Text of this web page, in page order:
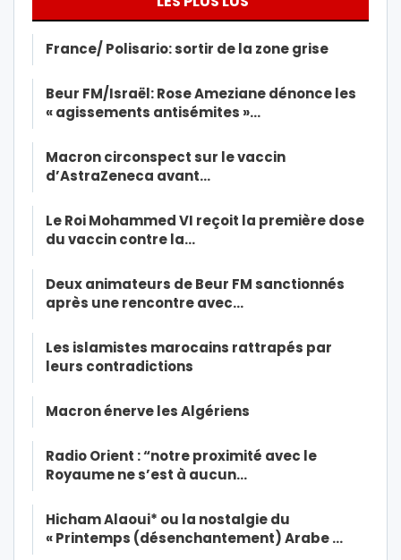
France/ Polisario: sortir de la zone grise
Beur FM/Israël: Rose Ameziane dénonce les
« agissements antisémites »…
Macron circonspect sur le vaccin
d’AstraZeneca avant…
Le Roi Mohammed VI reçoit la première dose
du vaccin contre la…
Deux animateurs de Beur FM sanctionnés
après une rencontre avec…
Les islamistes marocains rattrapés par
leurs contradictions
Macron énerve les Algériens
Radio Orient : “notre proximité avec le
Royaume ne s’est à aucun…
Hicham Alaoui* ou la nostalgie du
« Printemps (désenchantement) Arabe …